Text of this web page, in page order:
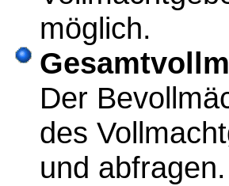
möglich.
Der
des
und abfragen.